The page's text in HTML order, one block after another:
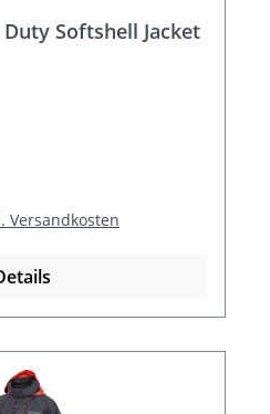
Softshell Jacket
Versandkosten